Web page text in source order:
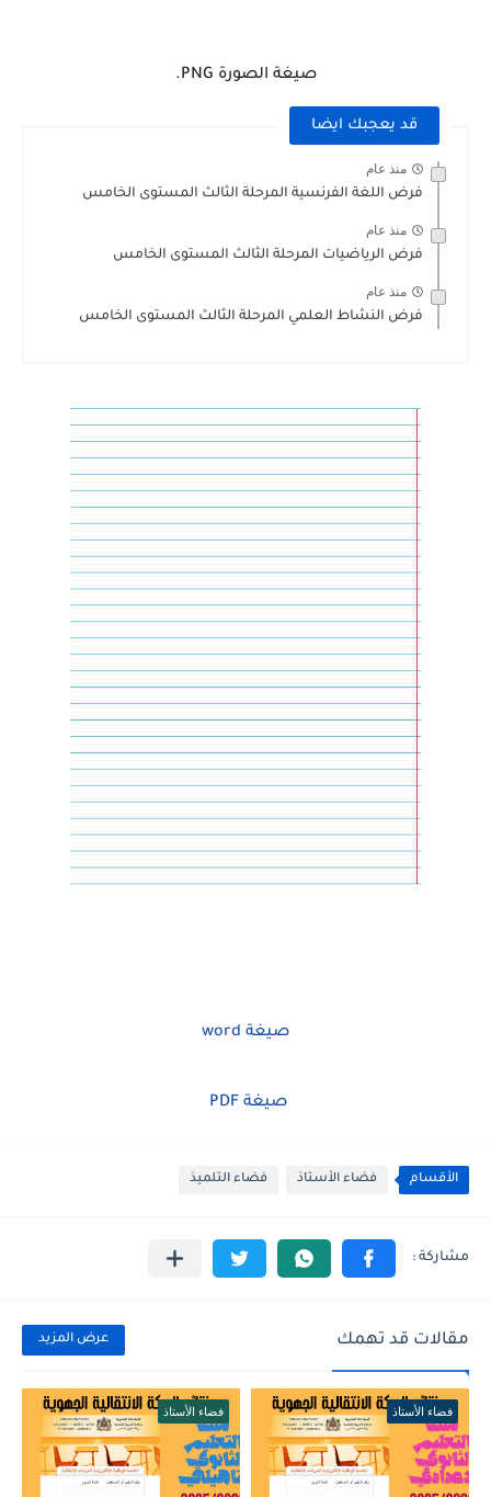
صيغة الصورة PNG.
قد يعجبك ايضا
منذ عام
فرض اللغة الفرنسية المرحلة الثالث المستوى الخامس
منذ عام
فرض الرياضيات المرحلة الثالث المستوى الخامس
منذ عام
فرض النشاط العلمي المرحلة الثالث المستوى الخامس
صيغة word
صيغة PDF
الأقسام فضاء الأستاذ فضاء التلميذ
مقالات قد تهمك عرض المزيد
فضاء الأستاذ فضاء الأستاذ